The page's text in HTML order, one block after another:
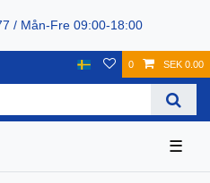
/ Mån-Fre 09:00-18:00
0 SEK 0.00
☰